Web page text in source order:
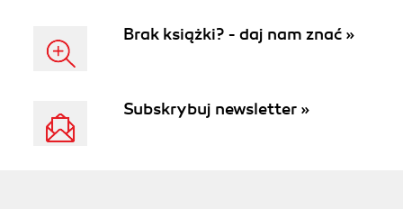
Brak książki? - daj nam znać »
Subskrybuj newsletter »